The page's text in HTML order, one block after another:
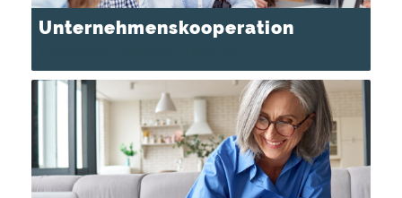
Unternehmenskooperation